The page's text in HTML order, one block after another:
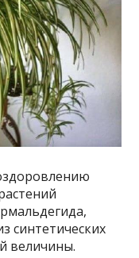
синтетических
величины.